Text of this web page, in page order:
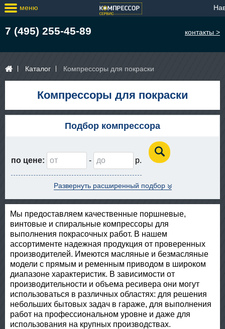
меню
7 (495) 255-45-89 контакты >
Каталог Компрессоры для покраски
Компрессоры для покраски
Подбор компрессора
по цене: -
Развернуть расширенный подбор
Мы предоставляем качественные поршневые,
винтовые и спиральные компрессоры для
выполнения покрасочных работ. В нашем
ассортименте надежная продукция от проверенных
производителей. Имеются масляные и безмасляные
модели с прямым и ременным приводом в широком
диапазоне характеристик. В зависимости от
производительности и объема ресивера они могут
использоваться в различных областях: для решения
небольших бытовых задач в гараже, для выполнения
работ на профессиональном уровне и даже для
использования на крупных производствах.